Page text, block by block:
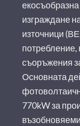
изграждане
източници
потребление,
съоръжения
Основната
770kW за